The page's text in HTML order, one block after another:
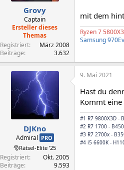
Grovy
Captain
Ersteller dieses
Themas
Registriert
März 2008
Beiträge
3.632
mit dem
Ryzen 7
Samsung
DJKno
Admiral PRO
🎅Rätsel-Elite ’25
Registriert
Okt. 2005
Beiträge
9.593
9. Mai 2021
Hast du
Kommt eine
#1 R7 9800X3D -
#2 R7 1700 -
#3 R7 2700x -
#4 i5 6600K -